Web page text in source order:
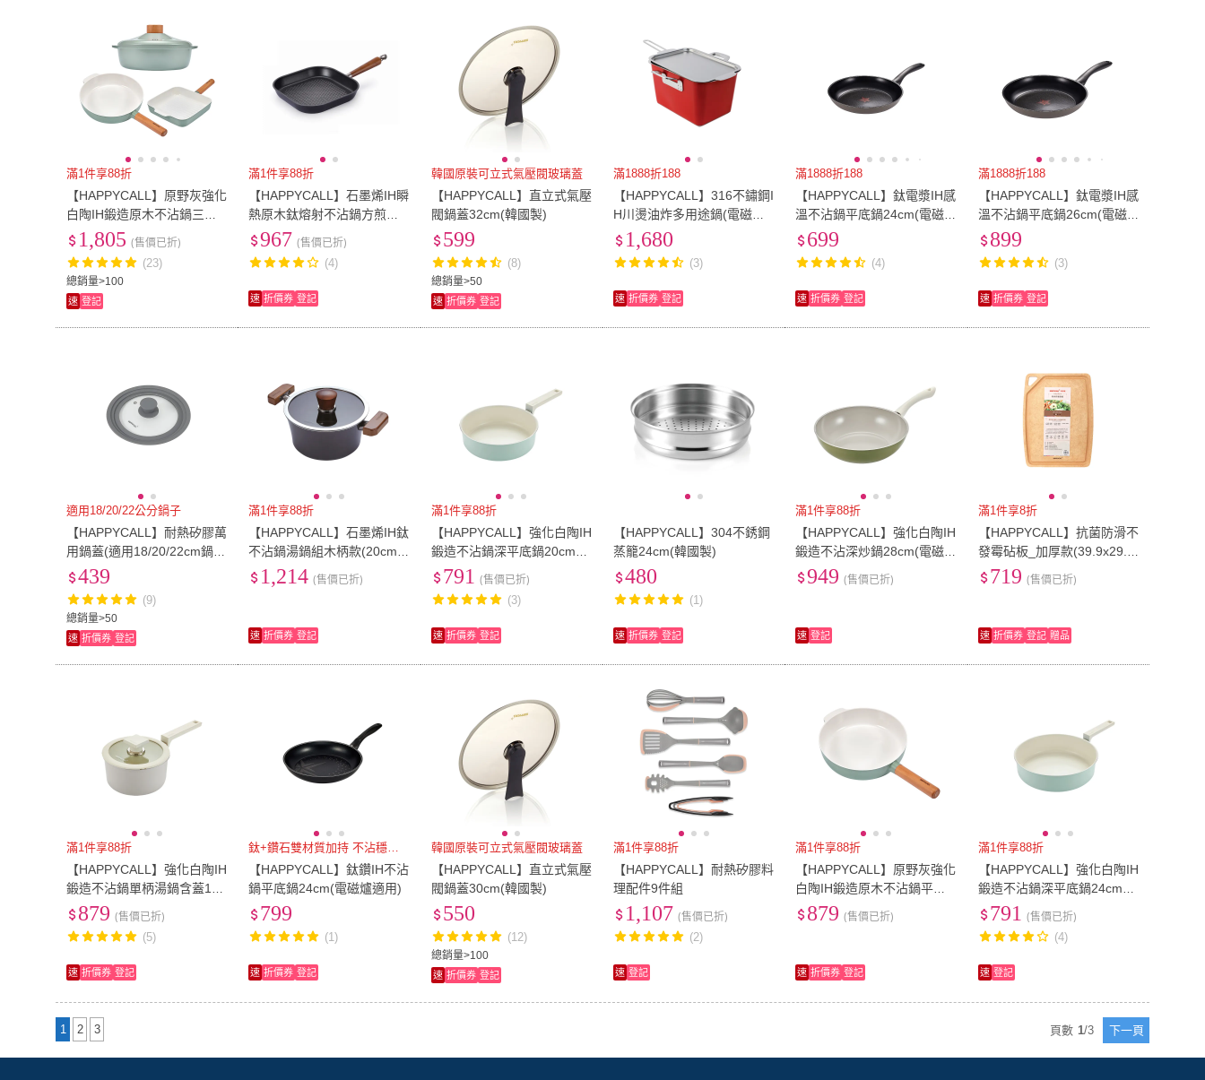
滿1件享88折
【HAPPYCALL】原野灰強化
白陶IH鍛造原木不沾鍋三件
組(淺湯鍋24cm/平底鍋24c
m/方煎鍋22cm/電磁爐適用)
總銷量>100
1,805 (售價已折)
(23)
速 登記
滿1件享88折
【HAPPYCALL】石墨烯IH瞬
熱原木鈦熔射不沾鍋方煎鍋2
8cm(電磁爐適用)
967 (售價已折)
(4)
速 折價券 登記
韓國原裝可立式氣壓閥玻璃蓋
【HAPPYCALL】直立式氣壓
閥鍋蓋32cm(韓國製)
總銷量>50
599
(8)
速 折價券 登記
滿1888折188
【HAPPYCALL】316不鏽鋼I
H川燙油炸多用途鍋(電磁爐
適用/油炸鍋)
1,680
(3)
速 折價券 登記
滿1888折188
【HAPPYCALL】鈦電漿IH感
溫不沾鍋平底鍋24cm(電磁
爐適用)
699
(4)
速 折價券 登記
滿1888折188
【HAPPYCALL】鈦電漿IH感
溫不沾鍋平底鍋26cm(電磁
爐適用)
899
(3)
速 折價券 登記
適用18/20/22公分鍋子
【HAPPYCALL】耐熱矽膠萬
用鍋蓋(適用18/20/22cm鍋
型)
總銷量>50
439
(9)
速 折價券 登記
滿1件享88折
【HAPPYCALL】石墨烯IH鈦
不沾鍋湯鍋組木柄款(20cm
雙耳湯鍋附蓋)
1,214 (售價已折)
速 折價券 登記
滿1件享88折
【HAPPYCALL】強化白陶IH
鍛造不沾鍋深平底鍋20cm
(電磁爐適用)
791 (售價已折)
(3)
速 折價券 登記
【HAPPYCALL】304不銹鋼
蒸籠24cm(韓國製)
480
(1)
速 折價券 登記
滿1件享88折
【HAPPYCALL】強化白陶IH
鍛造不沾深炒鍋28cm(電磁
爐適用)
949 (售價已折)
速 登記
滿1件享8折
【HAPPYCALL】抗菌防滑不
發霉砧板_加厚款(39.9x29.8
x0.9cm)
719 (售價已折)
速 折價券 登記 贈品
滿1件享88折
【HAPPYCALL】強化白陶IH
鍛造不沾鍋單柄湯鍋含蓋16c
m(電磁爐適用)
879 (售價已折)
(5)
速 折價券 登記
鈦+鑽石雙材質加持 不沾穩定度
【HAPPYCALL】鈦鑽IH不沾
鍋平底鍋24cm(電磁爐適用)
799
(1)
速 折價券 登記
韓國原裝可立式氣壓閥玻璃蓋
【HAPPYCALL】直立式氣壓
閥鍋蓋30cm(韓國製)
總銷量>100
550
(12)
速 折價券 登記
滿1件享88折
【HAPPYCALL】耐熱矽膠料
理配件9件組
1,107 (售價已折)
(2)
速 登記
滿1件享88折
【HAPPYCALL】原野灰強化
白陶IH鍛造原木不沾鍋平底
鍋24cm(電磁爐適用)
879 (售價已折)
速 折價券 登記
滿1件享88折
【HAPPYCALL】強化白陶IH
鍛造不沾鍋深平底鍋24cm
(電磁爐適用)
791 (售價已折)
(4)
速 登記
1 2 3 頁數 1/3 下一頁